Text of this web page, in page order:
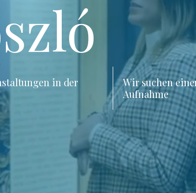
in der
Wir suchen
Aufnahme